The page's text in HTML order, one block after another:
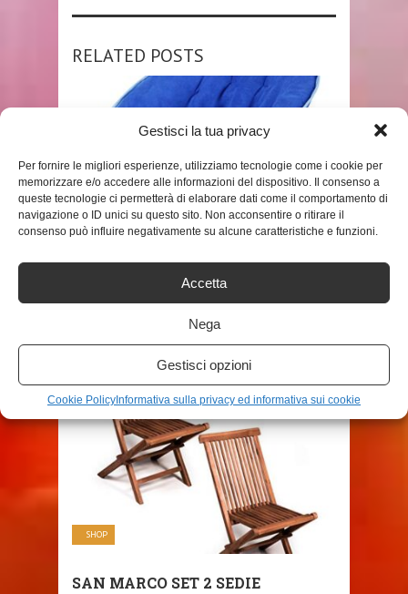
Gestisci la tua privacy
Per fornire le migliori esperienze, utilizziamo tecnologie come i cookie per
memorizzare e/o accedere alle informazioni del dispositivo. Il consenso a
queste tecnologie ci permetterà di elaborare dati come il comportamento di
navigazione o ID unici su questo sito. Non acconsentire o ritirare il
consenso può influire negativamente su alcune caratteristiche e funzioni.
Accetta
Nega
Gestisci opzioni
Cookie Policy Informativa sulla privacy ed informativa sui cookie
RELATED POSTS
SHOP
MEDIAWAVE STORE – POLTRONA
DA ESTERNO ROTONDA 350001
80X35X80CM SEDIA ...
ADMIN
SHOP
SAN MARCO SET 2 SEDIE